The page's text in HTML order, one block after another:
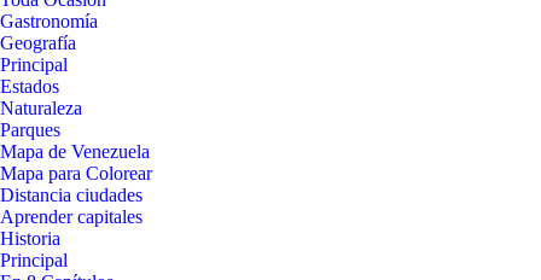
Gastronomía
Geografía
Principal
Estados
Naturaleza
Parques
Mapa de Venezuela
Mapa para Colorear
Distancia ciudades
Aprender capitales
Historia
Principal